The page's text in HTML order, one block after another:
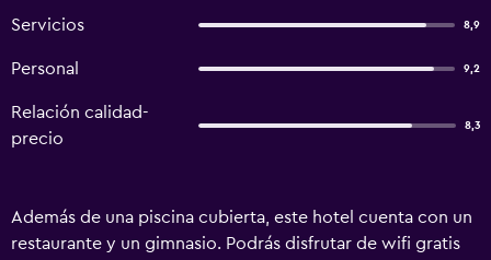
Servicios 8,9
Personal 9,2
Relación calidad-
precio
8,3
Además de una piscina cubierta, este hotel cuenta con un
restaurante y un gimnasio. Podrás disfrutar de wifi gratis